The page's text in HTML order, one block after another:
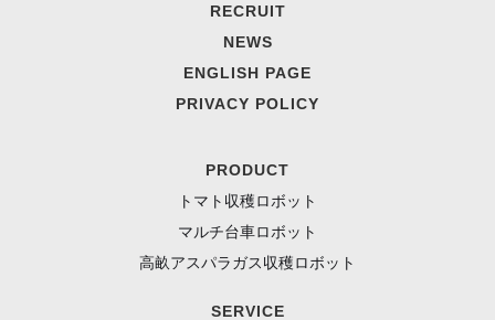
RECRUIT
NEWS
ENGLISH PAGE
PRIVACY POLICY
PRODUCT
トマト収穫ロボット
マルチ台車ロボット
高畝アスパラガス収穫ロボット
SERVICE